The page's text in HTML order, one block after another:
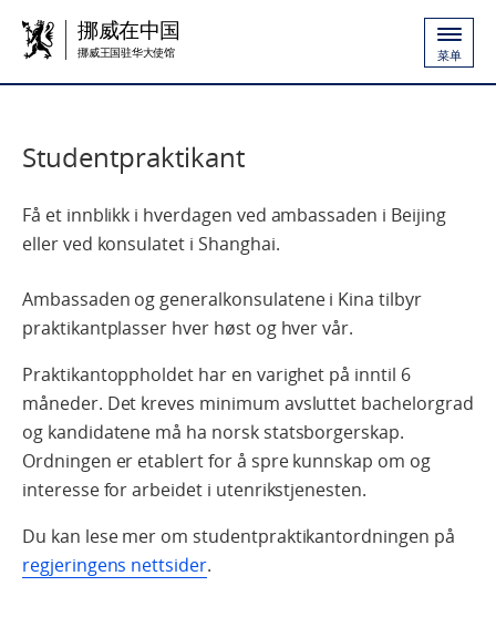
挪威在中国
挪威王国驻华大使馆 菜单
Studentpraktikant
Få et innblikk i hverdagen ved ambassaden i Beijing
eller ved konsulatet i Shanghai.
Ambassaden og generalkonsulatene i Kina tilbyr
praktikantplasser hver høst og hver vår.
Praktikantoppholdet har en varighet på inntil 6
måneder. Det kreves minimum avsluttet bachelorgrad
og kandidatene må ha norsk statsborgerskap.
Ordningen er etablert for å spre kunnskap om og
interesse for arbeidet i utenrikstjenesten.
Du kan lese mer om studentpraktikantordningen på
regjeringens nettsider.